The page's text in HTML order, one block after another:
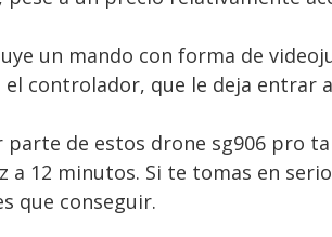
un mando con forma de
el controlador, que le deja entrar
parte de estos drone sg906 pro
a 12 minutos. Si te tomas en
que conseguir.